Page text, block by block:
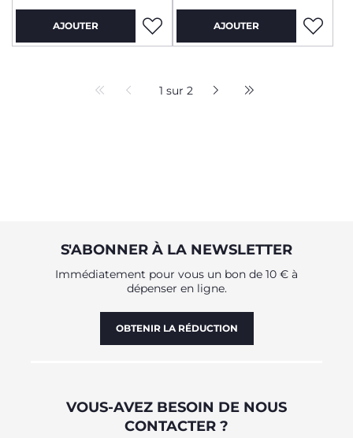
AJOUTER AJOUTER
1 sur 2
S'ABONNER À LA NEWSLETTER
Immédiatement pour vous un bon de 10 € à
dépenser en ligne.
OBTENIR LA RÉDUCTION
VOUS-AVEZ BESOIN DE NOUS
CONTACTER ?